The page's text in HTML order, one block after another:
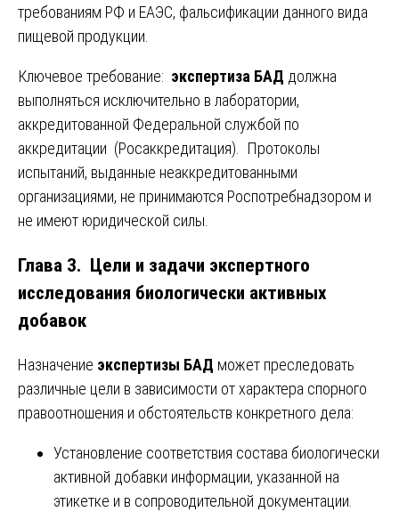
требованиям РФ и ЕАЭС, фальсификации данного вида
пищевой продукции.
Ключевое требование: экспертиза БАД должна
выполняться исключительно в лаборатории,
аккредитованной Федеральной службой по
аккредитации (Росаккредитация). Протоколы
испытаний, выданные неаккредитованными
организациями, не принимаются Роспотребнадзором и
не имеют юридической силы.
Глава 3. Цели и задачи экспертного
исследования биологически активных
добавок
Назначение экспертизы БАД может преследовать
различные цели в зависимости от характера спорного
правоотношения и обстоятельств конкретного дела:
Установление соответствия состава биологически
активной добавки информации, указанной на
этикетке и в сопроводительной документации.